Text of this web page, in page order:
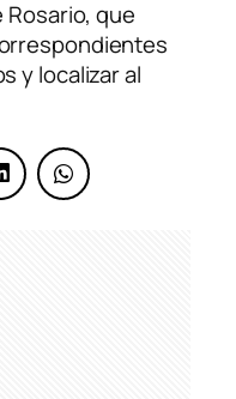
Rosario, que
y localizar al